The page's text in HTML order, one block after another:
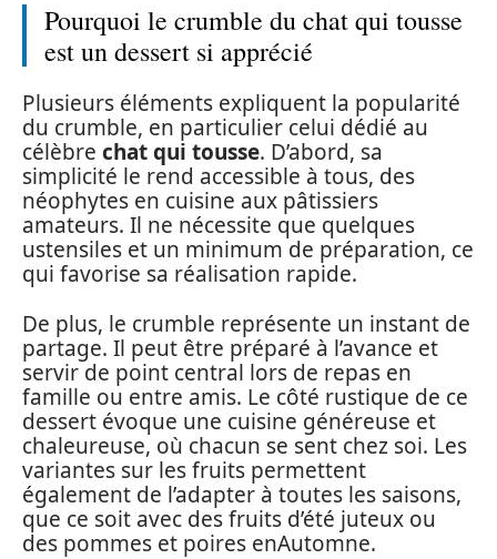
Pourquoi le crumble du chat qui tousse
est un dessert si apprécié
Plusieurs éléments expliquent la popularité
du crumble, en particulier celui dédié au
célèbre chat qui tousse. D’abord, sa
simplicité le rend accessible à tous, des
néophytes en cuisine aux pâtissiers
amateurs. Il ne nécessite que quelques
ustensiles et un minimum de préparation, ce
qui favorise sa réalisation rapide.
De plus, le crumble représente un instant de
partage. Il peut être préparé à l’avance et
servir de point central lors de repas en
famille ou entre amis. Le côté rustique de ce
dessert évoque une cuisine généreuse et
chaleureuse, où chacun se sent chez soi. Les
variantes sur les fruits permettent
également de l’adapter à toutes les saisons,
que ce soit avec des fruits d’été juteux ou
des pommes et poires enAutomne.